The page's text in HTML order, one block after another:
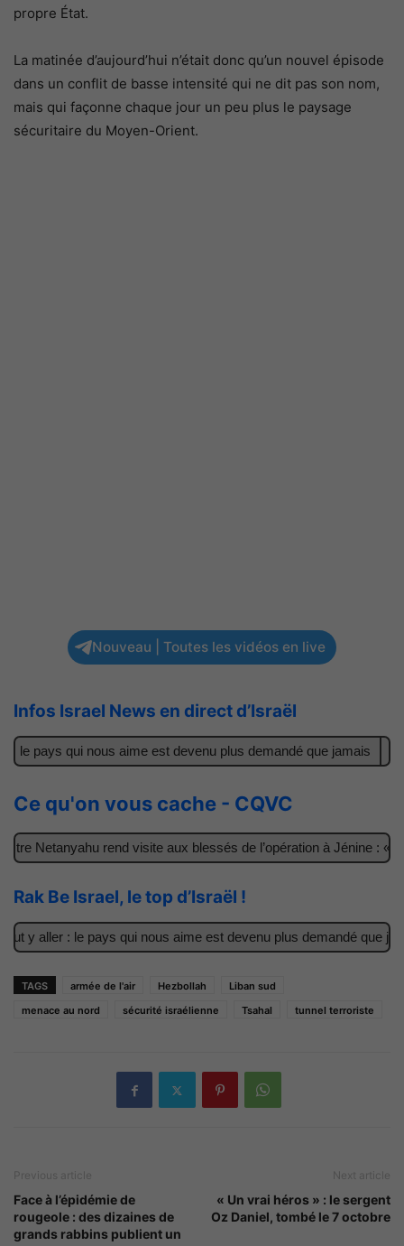
propre État.
La matinée d’aujourd’hui n’était donc qu’un nouvel épisode
dans un conflit de basse intensité qui ne dit pas son nom,
mais qui façonne chaque jour un peu plus le paysage
sécuritaire du Moyen-Orient.
Nouveau | Toutes les vidéos en live
Infos Israel News en direct d’Israël
pays qui nous aime est devenu plus demandé que jamais
Ce qu'on vous cache - CQVC
Netanyahu rend visite aux blessés de l’opération à Jénine : «
Rak Be Israel, le top d’Israël !
y aller : le pays qui nous aime est devenu plus demandé que jamais
TAGS armée de l'air Hezbollah
Liban sud
menace au nord
sécurité israélienne Tsahal tunnel terroriste
Previous article
Face à l’épidémie de
rougeole : des dizaines de
grands rabbins publient un
Next article
« Un vrai héros » : le sergent
Oz Daniel, tombé le 7 octobre